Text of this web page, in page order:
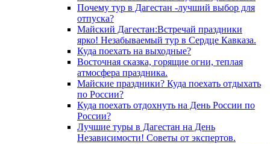
Почему тур в Дагестан -лучший выбор для
отпуска?
Майский Дагестан:Встречай праздники
ярко! Незабываемый тур в Сердце Кавказа.
Куда поехать на выходные?
Восточная сказка, горящие огни, теплая
атмосфера праздника.
Майские праздники? Куда поехать отдыхать
по России?
Куда поехать отдохнуть на День России по
России?
Лучшие туры в Дагестан на День
Независимости! Советы от экспертов.